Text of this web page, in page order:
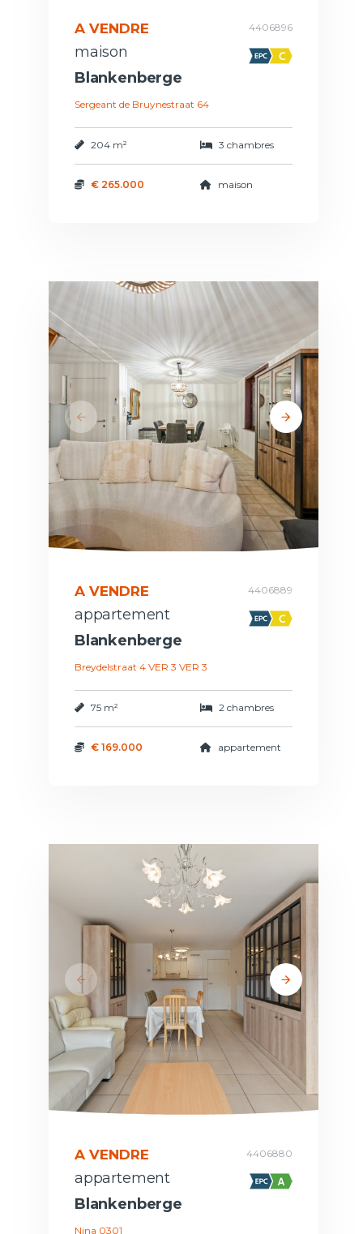
A VENDRE 4406896
maison
Blankenberge
Sergeant de Bruynestraat 64
204 m² 3 chambres
€ 265.000 maison
A VENDRE 4406889
appartement
Blankenberge
Breydelstraat 4 VER 3 VER 3
75 m² 2 chambres
€ 169.000 appartement
A VENDRE 4406880
appartement
Blankenberge
Nina 0301